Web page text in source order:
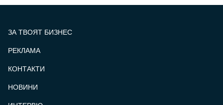
ЗА ТВОЯТ БИЗНЕС
РЕКЛАМА
КОНТАКТИ
НОВИНИ